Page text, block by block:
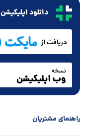
دانلود
راهنمای مشتریان